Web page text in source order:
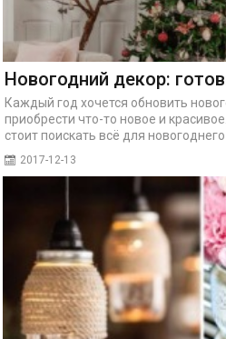
Новогодний декор:
Каждый год хочется обновить
приобрести что-то новое и
стоит поискать всё для
2017-12-13